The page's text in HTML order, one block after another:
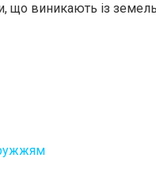
що виникають із